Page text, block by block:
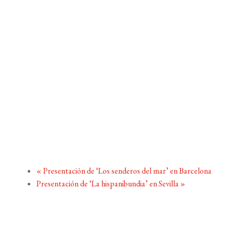
«Presentación de ‘Los senderos del mar’ en Barcelona
Presentación de ‘La hispanibundia’ en Sevilla»